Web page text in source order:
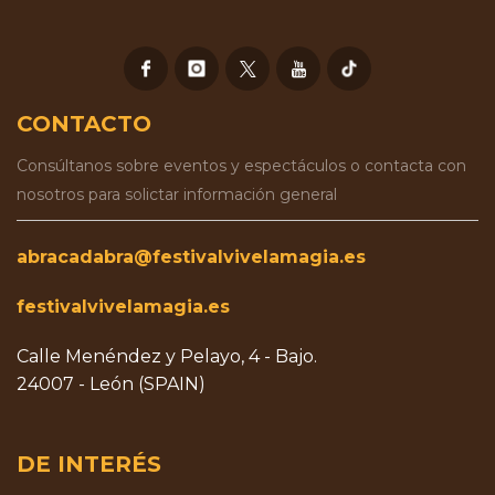
CONTACTO
Consúltanos sobre eventos y espectáculos o contacta con
nosotros para solictar información general
abracadabra@festivalvivelamagia.es
festivalvivelamagia.es
Calle Menéndez y Pelayo, 4 - Bajo.
24007 - León (SPAIN)
DE INTERÉS